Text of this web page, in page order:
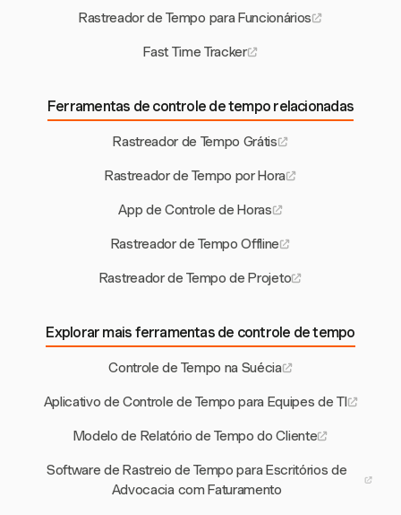
Rastreador de Tempo para Funcionários
Fast Time Tracker
Ferramentas de controle de tempo relacionadas
Rastreador de Tempo Grátis
Rastreador de Tempo por Hora
App de Controle de Horas
Rastreador de Tempo Offline
Rastreador de Tempo de Projeto
Explorar mais ferramentas de controle de tempo
Controle de Tempo na Suécia
Aplicativo de Controle de Tempo para Equipes de TI
Modelo de Relatório de Tempo do Cliente
Software de Rastreio de Tempo para Escritórios de
Advocacia com Faturamento